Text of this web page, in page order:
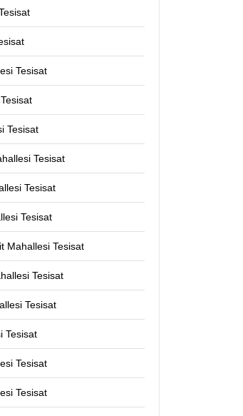
Tesisat
Tesisat
Tesisat
Tesisat
Tesisat
Mahallesi Tesisat
Tesisat
Tesisat
Tesisat
Tesisat
Tesisat